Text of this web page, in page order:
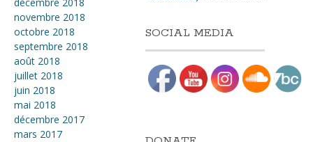
décembre 2018
novembre 2018
octobre 2018
septembre 2018
août 2018
juillet 2018
juin 2018
mai 2018
décembre 2017
mars 2017
SOCIAL MEDIA